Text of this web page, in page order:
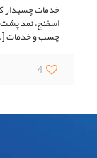
خدمات چسبدار
اسفنج، نمد پشت
چسب و خدمات
4